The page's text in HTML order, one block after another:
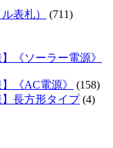
表札）
(711)
《ソーラー電源》
《AC電源》
(158)
長方形タイプ(4)